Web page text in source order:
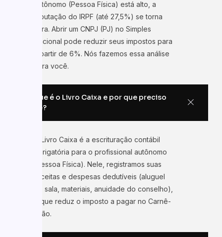
autônomo (Pessoa Física) está alto, a
tributação do IRPF (até 27,5%) se torna
cara. Abrir um CNPJ (PJ) no Simples
Nacional pode reduzir seus impostos para
a partir de 6%. Nós fazemos essa análise
para você.
O que é o Livro Caixa e por que preciso
dele?
O Livro Caixa é a escrituração contábil
obrigatória para o profissional autônomo
(Pessoa Física). Nele, registramos suas
receitas e despesas dedutíveis (aluguel
de sala, materiais, anuidade do conselho),
o que reduz o imposto a pagar no Carnê-
Leão.